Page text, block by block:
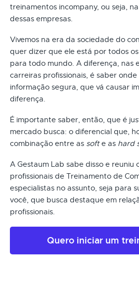
treinamentos incompany, ou seja,
dessas empresas.
Vivemos na era da sociedade do
quer dizer que ele está por todos
para todo mundo. A diferença, nas
carreiras profissionais, é saber
informação segura, que vá causar
diferença.
É importante saber, então, que é
mercado busca: o diferencial que,
combinação entre as softe as hard
A Gestaum Lab sabe disso e reuniu
profissionais de Treinamento de
especialistas no assunto, seja para
você, que busca destaque em
profissionais.
Quero iniciar um